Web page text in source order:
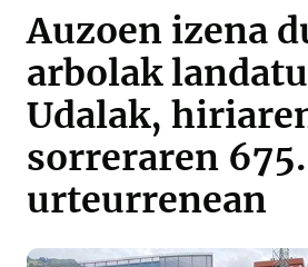
Auzoen izena
arbolak
Udalak,
sorreraren 675.
urteurrenean